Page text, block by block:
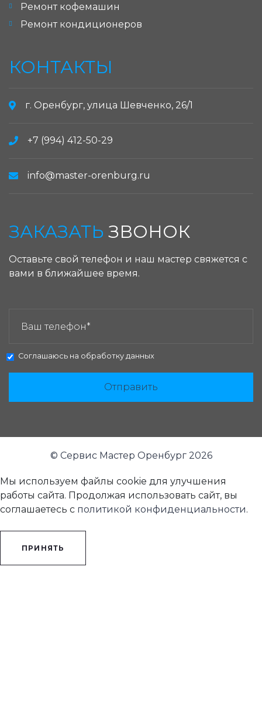
Ремонт кофемашин
Ремонт кондиционеров
КОНТАКТЫ
г. Оренбург, улица Шевченко, 26/1
+7 (994) 412-50-29
info@master-orenburg.ru
ЗАКАЗАТЬ ЗВОНОК
Оставьте свой телефон и наш мастер свяжется с
вами в ближайшее время.
Соглашаюсь на обработку данных
Отправить
© Сервис Мастер Оренбург 2026
Мы используем файлы cookie для улучшения
работы сайта. Продолжая использовать сайт, вы
соглашаетесь с политикой конфиденциальности.
ПРИНЯТЬ